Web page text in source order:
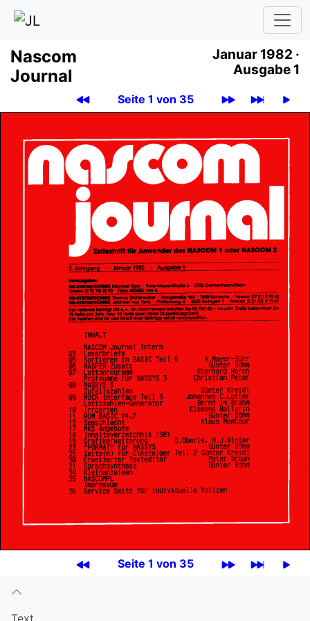
Nascom
Journal
Januar 1982 ·
Ausgabe 1
Seite 1 von 35
Seite 1 von 35